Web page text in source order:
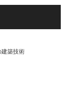
建築技術